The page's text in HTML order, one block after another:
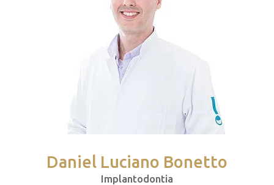
Daniel Luciano Bonetto
Implantodontia